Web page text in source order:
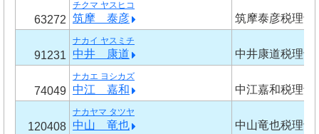
63272
チクマ ヤスヒコ
筑摩 泰彦 筑摩泰彦税理士
91231
ナカイ ヤスミチ
中井 康道 中井康道税理士
74049
ナカエ ヨシカズ
中江 嘉和 中江嘉和税理士
120408
ナカヤマ タツヤ
中山 竜也 中山竜也税理士